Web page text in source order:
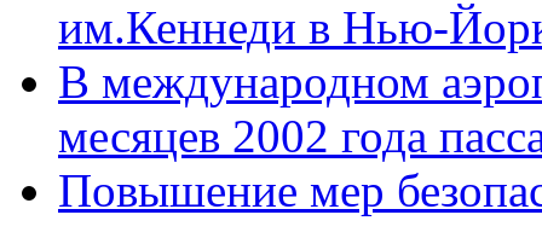
им.Кеннеди в Нью-
В международном
месяцев 2002 года
Повышение мер